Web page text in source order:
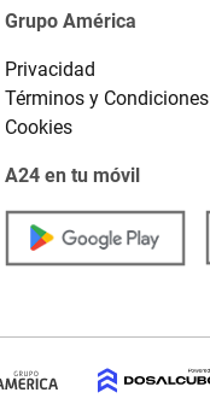
Grupo América
Privacidad
Términos y Condiciones
Cookies
A24 en tu móvil